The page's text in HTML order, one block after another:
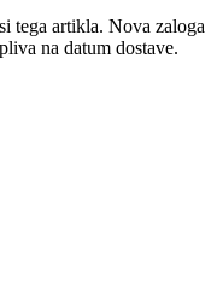
tega artikla. Nova zaloga
na datum dostave.